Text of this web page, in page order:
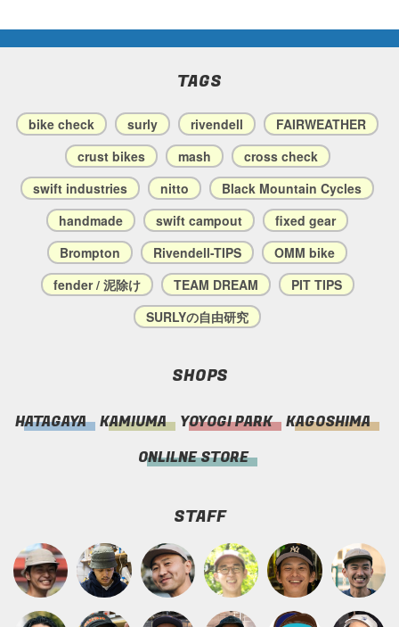
TAGS
bike check surly rivendell
FAIRWEATHER
crust bikes
mash
cross check
swift industries
nitto
Black Mountain Cycles
handmade
swift campout
fixed gear
Brompton
Rivendell-TIPS
OMM bike
fender / 泥除け
TEAM DREAM
PIT TIPS
SURLYの自由研究
SHOPS
HATAGAYA KAMIUMA YOYOGI PARK
KAGOSHIMA
ONLILNE STORE
STAFF